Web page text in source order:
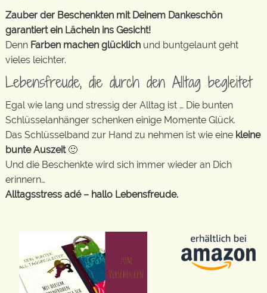
Zauber der Beschenkten mit Deinem Dankeschön
garantiert ein Lächeln ins Gesicht!
Denn Farben machen glücklich und buntgelaunt geht
vieles leichter.
Lebensfreude, die durch den Alltag begleitet
Egal wie lang und stressig der Alltag ist … Die bunten
Schlüsselanhänger schenken einige Momente Glück.
Das Schlüsselband zur Hand zu nehmen ist wie eine kleine
bunte Auszeit🙂
Und die Beschenkte wird sich immer wieder an Dich
erinnern…
Alltagsstress adé – hallo Lebensfreude.